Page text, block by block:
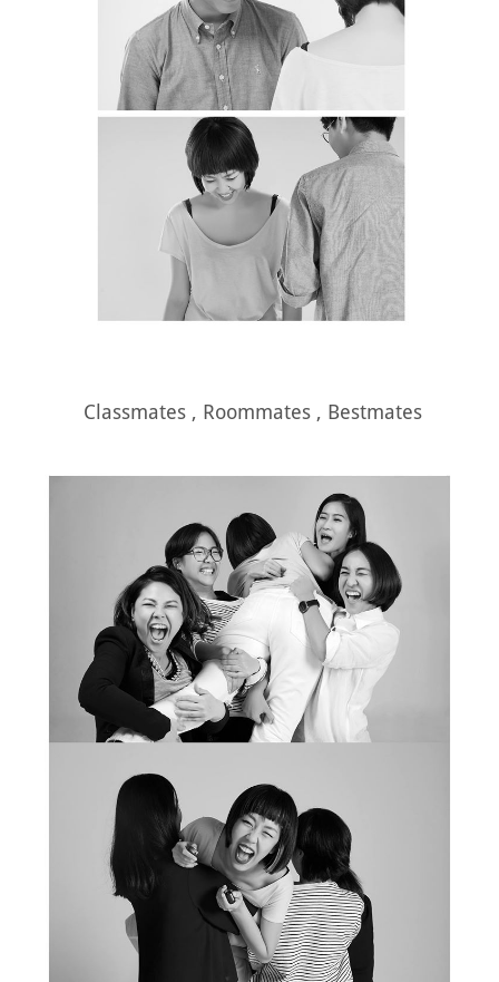
Classmates , Roommates , Bestmates